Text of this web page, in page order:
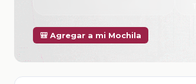
🎒 Agregar a mi Mochila